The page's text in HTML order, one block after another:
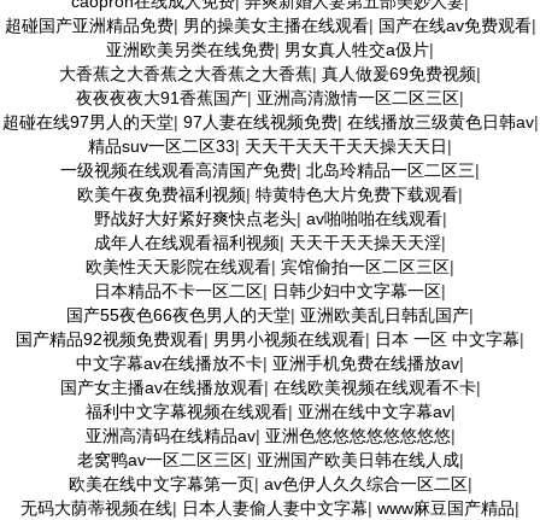
超碰国产亚洲精品免费| 男的操美女主播在线观看| 国产在线av免费观看|
亚洲欧美另类在线免费| 男女真人牲交a伋片|
大香蕉之大香蕉之大香蕉之大香蕉| 真人做爰69免费视频|
夜夜夜夜大91香蕉国产| 亚洲高清激情一区二区三区|
超碰在线97男人的天堂| 97人妻在线视频免费| 在线播放三级黄色日韩av|
精品suv一区二区33| 天天干天天干天天操天天日|
一级视频在线观看高清国产免费| 北岛玲精品一区二区三|
欧美午夜免费福利视频| 特黄特色大片免费下载观看|
野战好大好紧好爽快点老头| av啪啪啪在线观看|
成年人在线观看福利视频| 天天干天天操天天淫|
欧美性天天影院在线观看| 宾馆偷拍一区二区三区|
日本精品不卡一区二区| 日韩少妇中文字幕一区|
国产55夜色66夜色男人的天堂| 亚洲欧美乱日韩乱国产|
国产精品92视频免费观看| 男男小视频在线观看| 日本 一区 中文字幕|
中文字幕av在线播放不卡| 亚洲手机免费在线播放av|
国产女主播av在线播放观看| 在线欧美视频在线观看不卡|
福利中文字幕视频在线观看| 亚洲在线中文字幕av|
亚洲高清码在线精品av| 亚洲色悠悠悠悠悠悠悠悠|
老窝鸭av一区二区三区| 亚洲国产欧美日韩在线人成|
欧美在线中文字幕第一页| av色伊人久久综合一区二区|
无码大荫蒂视频在线| 日本人妻偷人妻中文字幕| www麻豆国产精品|